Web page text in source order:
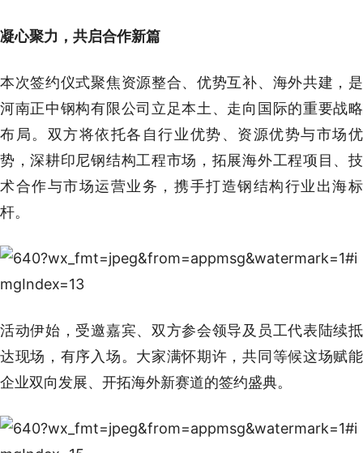
凝心聚力，共启合作新篇
本次签约仪式聚焦资源整合、优势互补、海外共建，是
河南正中钢构有限公司立足本土、走向国际的重要战略
布局。双方将依托各自行业优势、资源优势与市场优
势，深耕印尼钢结构工程市场，拓展海外工程项目、技
术合作与市场运营业务，携手打造钢结构行业出海标
杆。
活动伊始，受邀嘉宾、双方参会领导及员工代表陆续抵
达现场，有序入场。大家满怀期许，共同等候这场赋能
企业双向发展、开拓海外新赛道的签约盛典。